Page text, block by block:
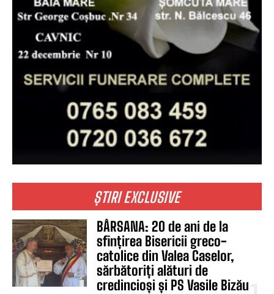
ȘTIRI EXCLUSIVE
BÂRSANA: 20 de ani de la
sfințirea Bisericii greco-
catolice din Valea Caselor,
sărbătoriți alături de
credincioși și PS Vasile Bizău